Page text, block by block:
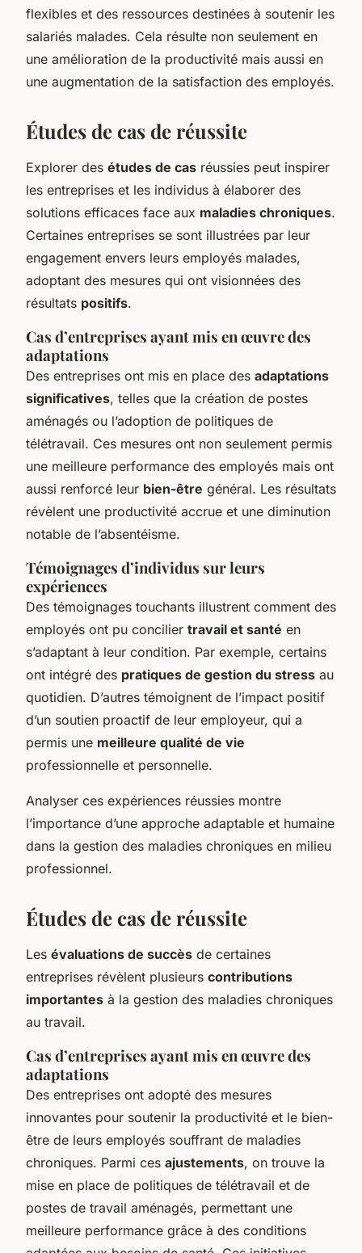
flexibles et des ressources destinées à soutenir les
salariés malades. Cela résulte non seulement en
une amélioration de la productivité mais aussi en
une augmentation de la satisfaction des employés.
Études de cas de réussite
Explorer des études de cas réussies peut inspirer
les entreprises et les individus à élaborer des
solutions efficaces face aux maladies chroniques.
Certaines entreprises se sont illustrées par leur
engagement envers leurs employés malades,
adoptant des mesures qui ont visionnées des
résultats positifs.
Cas d’entreprises ayant mis en œuvre des
adaptations
Des entreprises ont mis en place des adaptations
significatives, telles que la création de postes
aménagés ou l’adoption de politiques de
télétravail. Ces mesures ont non seulement permis
une meilleure performance des employés mais ont
aussi renforcé leur bien-être général. Les résultats
révèlent une productivité accrue et une diminution
notable de l’absentéisme.
Témoignages d’individus sur leurs
expériences
Des témoignages touchants illustrent comment des
employés ont pu concilier travail et santé en
s’adaptant à leur condition. Par exemple, certains
ont intégré des pratiques de gestion du stress au
quotidien. D’autres témoignent de l’impact positif
d’un soutien proactif de leur employeur, qui a
permis une meilleure qualité de vie
professionnelle et personnelle.
Analyser ces expériences réussies montre
l’importance d’une approche adaptable et humaine
dans la gestion des maladies chroniques en milieu
professionnel.
Études de cas de réussite
Les évaluations de succès de certaines
entreprises révèlent plusieurs contributions
importantes à la gestion des maladies chroniques
au travail.
Cas d’entreprises ayant mis en œuvre des
adaptations
Des entreprises ont adopté des mesures
innovantes pour soutenir la productivité et le bien-
être de leurs employés souffrant de maladies
chroniques. Parmi ces ajustements, on trouve la
mise en place de politiques de télétravail et de
postes de travail aménagés, permettant une
meilleure performance grâce à des conditions